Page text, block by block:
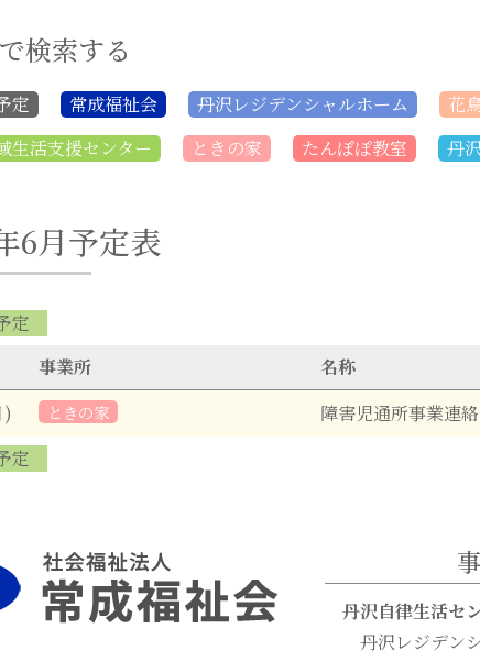
検索する
定 常成福祉会 丹沢レジデンシャルホーム 花
生活支援センター
ときの家 たんぽぽ教室 丹
6月予定表
定
事業所 名称
ときの家
障害児通所事業連
定
丹沢自律生活セ
丹沢レジデン